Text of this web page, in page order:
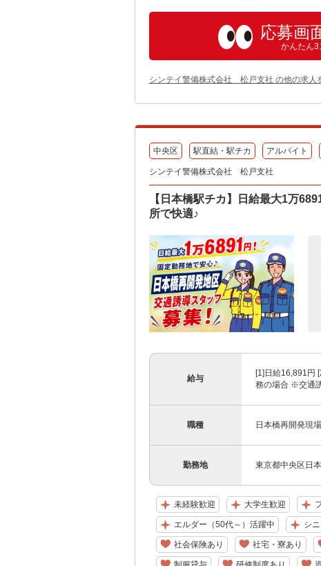
応募画
かんたん3
シンテイ警備株式会社 松戸支社 の他の求人
中央区 駅直結・駅チカ アルバイト
シンテイ警備株式会社 松戸支社
【日本橋駅チカ】日給最大1万
所で快適♪
給与
[1]日給16,891円
務の場合 ※交通
職種 日本橋再開発現
勤務地 東京都中央区日
未経験歓迎 大学生歓迎
エルダー（50代～）活躍中 シ
社会保険あり 社宅・寮あり